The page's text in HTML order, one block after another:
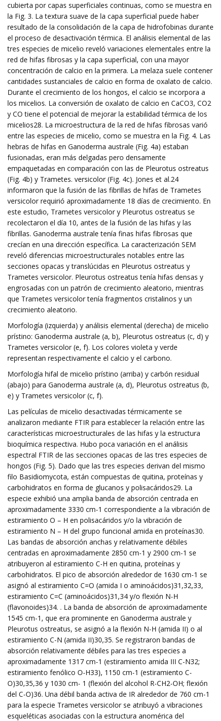
cubierta por capas superficiales continuas, como se muestra en
la Fig. 3. La textura suave de la capa superficial puede haber
resultado de la consolidación de la capa de hidrofobinas durante
el proceso de desactivación térmica. El análisis elemental de las
tres especies de micelio reveló variaciones elementales entre la
red de hifas fibrosas y la capa superficial, con una mayor
concentración de calcio en la primera. La melaza suele contener
cantidades sustanciales de calcio en forma de oxalato de calcio.
Durante el crecimiento de los hongos, el calcio se incorpora a
los micelios. La conversión de oxalato de calcio en CaCO3, CO2
y CO tiene el potencial de mejorar la estabilidad térmica de los
micelios28. La microestructura de la red de hifas fibrosas varió
entre las especies de micelio, como se muestra en la Fig. 4. Las
hebras de hifas en Ganoderma australe (Fig. 4a) estaban
fusionadas, eran más delgadas pero densamente
empaquetadas en comparación con las de Pleurotus ostreatus
(Fig. 4b) y Trametes. versicolor (Fig. 4c). Jones et al.24
informaron que la fusión de las fibrillas de hifas de Trametes
versicolor requirió aproximadamente 18 días de crecimiento. En
este estudio, Trametes versicolor y Pleurotus ostreatus se
recolectaron el día 10, antes de la fusión de las hifas y las
fibrillas. Ganoderma australe tenía finas hifas fibrosas que
crecían en una dirección específica. La caracterización SEM
reveló diferencias microestructurales notables entre las
secciones opacas y translúcidas en Pleurotus ostreatus y
Trametes versicolor. Pleurotus ostreatus tenía hifas densas y
engrosadas con un patrón de crecimiento aleatorio, mientras
que Trametes versicolor tenía fragmentos cristalinos y un
crecimiento aleatorio.
Morfología (izquierda) y análisis elemental (derecha) de micelio
prístino: Ganoderma australe (a, b), Pleurotus ostreatus (c, d) y
Trametes versicolor (e, f). Los colores violeta y verde
representan respectivamente el calcio y el carbono.
Morfología hifal de micelio prístino (arriba) y carbón residual
(abajo) para Ganoderma australe (a, d), Pleurotus ostreatus (b,
e) y Trametes versicolor (c, f).
Las películas de micelio desactivadas térmicamente se
analizaron mediante FTIR para establecer la relación entre las
características microestructurales de las hifas y la estructura
bioquímica respectiva. Hubo poca variación en el análisis
espectral FTIR de las secciones opacas de las tres especies de
hongos (Fig. 5). Dado que las tres especies derivan del mismo
filo Basidiomycota, están compuestas de quitina, proteínas y
carbohidratos en forma de glucanos y polisacáridos29. La
especie exhibió una amplia banda de absorción centrada en
aproximadamente 3330 cm-1 correspondiente a la vibración de
estiramiento O – H en polisacáridos y/o la vibración de
estiramiento N – H del grupo funcional amida en proteínas30.
Las bandas de absorción anchas y relativamente débiles
centradas en aproximadamente 2850 cm-1 y 2900 cm-1 se
atribuyeron al estiramiento C-H en quitina, proteínas y
carbohidratos. El pico de absorción alrededor de 1630 cm-1 se
asignó al estiramiento C=O (amida I o aminoácidos)31,32,33,
estiramiento C=C (aminoácidos)31,34 y/o flexión N-H
(flavonoides)34. . La banda de absorción de aproximadamente
1545 cm-1, que era prominente en Ganoderma australe y
Pleurotus ostreatus, se asignó a la flexión N-H (amida II) o al
estiramiento C-N (amida II)30,35. Se registraron bandas de
absorción relativamente débiles para las tres especies a
aproximadamente 1317 cm-1 (estiramiento amida III C-N32;
estiramiento fenólico O-H33), 1150 cm-1 (estiramiento C-
O)30,35,36 y 1030 cm- 1 (flexión del alcohol R-CH2-OH; flexión
del C-O)36. Una débil banda activa de IR alrededor de 760 cm-1
para la especie Trametes versicolor se atribuyó a vibraciones
esqueléticas asociadas con la estructura anomérica del